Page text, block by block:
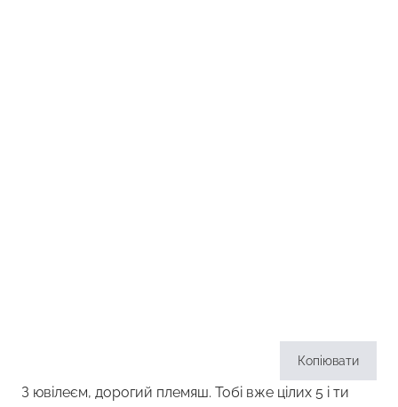
Копіювати
З ювілеєм, дорогий племяш. Тобі вже цілих 5 і ти